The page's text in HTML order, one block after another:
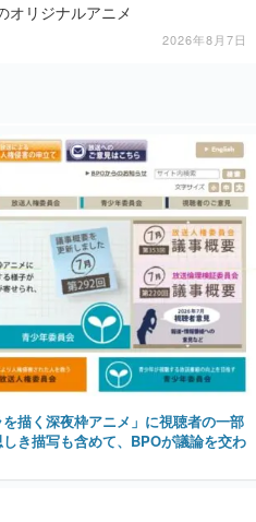
オリジナルアニメ
2026年8月7日
描く深夜枠アニメ」に視聴者の一部
き描写も含めて、BPOが議論を交わ